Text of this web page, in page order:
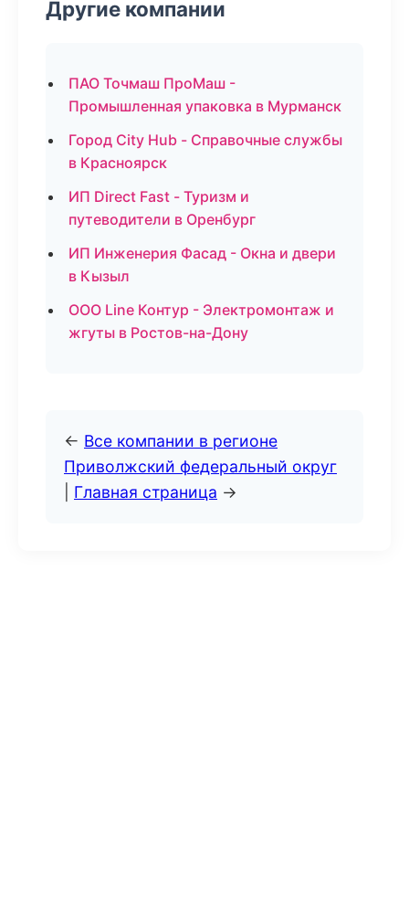
Другие компании
ПАО Точмаш ПроМаш -
Промышленная упаковка в Мурманск
Город City Hub - Справочные службы
в Красноярск
ИП Direct Fast - Туризм и
путеводители в Оренбург
ИП Инженерия Фасад - Окна и двери
в Кызыл
ООО Line Контур - Электромонтаж и
жгуты в Ростов-на-Дону
← Все компании в регионе
Приволжский федеральный округ
Главная страница →